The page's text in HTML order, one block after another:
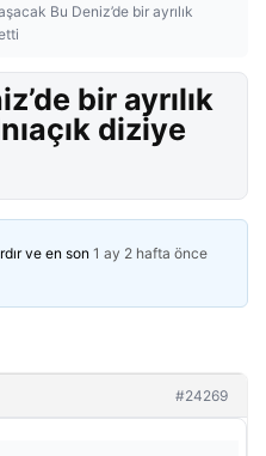
Bu Deniz’de bir ayrılık
bir ayrılık
diziye
ve en son 1 ay 2 hafta önce
#24269